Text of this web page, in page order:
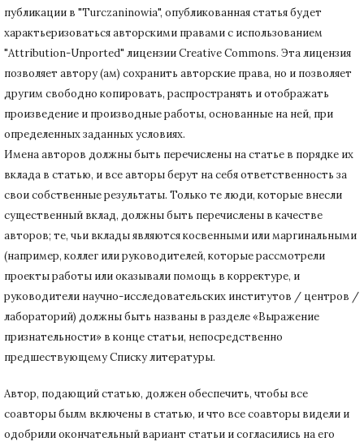
публикации в "Turczaninowia", опубликованная статья будет
характьеризоваться авторскими правами с использованием
"Attribution-Unported" лицензии Creative Commons. Эта лицензия
позволяет автору (ам) сохранить авторские права, но и позволяет
другим свободно копировать, распространять и отображать
произведение и производные работы, основанные на ней, при
определенных заданных условиях.
Имена авторов должны быть перечислены на статье в порядке их
вклада в статью, и все авторы берут на себя ответственность за
свои собственные результаты. Только те люди, которые внесли
существенный вклад, должны быть перечислены в качестве
авторов; те, чьи вклады являются косвенными или маргинальными
(например, коллег или руководителей, которые рассмотрели
проекты работы или оказывали помощь в корректуре, и
руководители научно-исследовательских институтов / центров /
лабораторий) должны быть названы в разделе «Выражение
признательности» в конце статьи, непосредственно
предшествующему Списку литературы.
Автор, подающий статью, должен обеспечить, чтобы все
соавторы былм включены в статью, и что все соавторы видели и
одобрили окончательный вариант статьи и согласились на его